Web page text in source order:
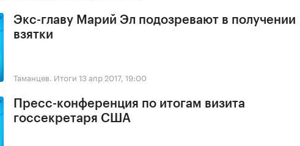
Экс-главу Марий Эл подозревают в получении
взятки
Таманцев. Итоги 13 апр 2017, 19:00
Пресс-конференция по итогам визита
госсекретаря США